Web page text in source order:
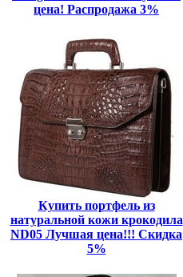
цена! Распродажа 3%
Купить портфель из
натуральной кожи крокодила
ND05 Лучшая цена!!! Скидка
5%